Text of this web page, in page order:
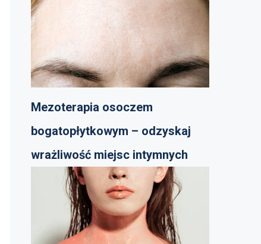
Mezoterapia osoczem
bogatopłytkowym – odzyskaj
wrażliwość miejsc intymnych